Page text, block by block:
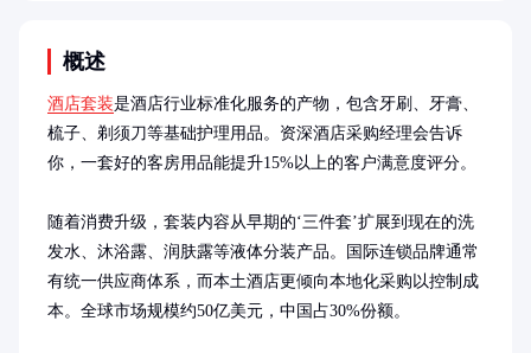
概述
酒店套装是酒店行业标准化服务的产物，包含牙刷、牙膏、
梳子、剃须刀等基础护理用品。资深酒店采购经理会告诉
你，一套好的客房用品能提升15%以上的客户满意度评分。
随着消费升级，套装内容从早期的‘三件套’扩展到现在的洗
发水、沐浴露、润肤露等液体分装产品。国际连锁品牌通常
有统一供应商体系，而本土酒店更倾向本地化采购以控制成
本。全球市场规模约50亿美元，中国占30%份额。